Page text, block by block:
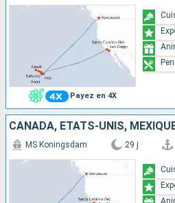
Payez en 4X
CANADA, ÉTATS-UNIS,
MS Koningsdam 29 j